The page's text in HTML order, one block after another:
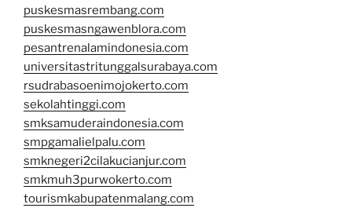
puskesmasrembang.com
puskesmasngawenblora.com
pesantrenalamindonesia.com
universitastritunggalsurabaya.com
rsudrabasoenimojokerto.com
sekolahtinggi.com
smksamuderaindonesia.com
smpgamalielpalu.com
smknegeri2cilakucianjur.com
smkmuh3purwokerto.com
tourismkabupatenmalang.com